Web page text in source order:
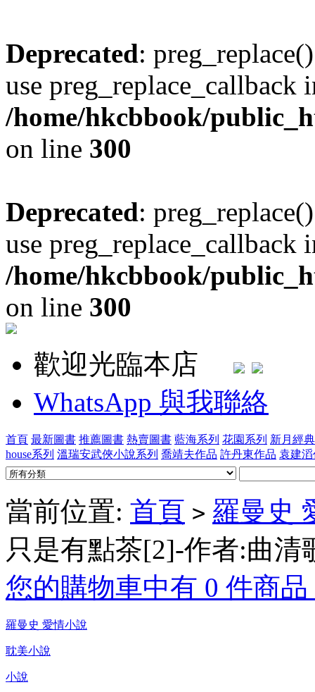
Deprecated:
use preg_replace_callback
/home/hkcbbook/
on line 300
Deprecated:
use preg_replace_callback
/home/hkcbbook/
on line 300
歡迎光臨本店
WhatsApp 與我聯絡
首頁 最新圖書 推薦圖書 熱賣圖書 藍海系列 花園系列 新月經
house系列 溫瑞安武俠小說系列 喬靖夫作品 許丹東作品 袁建
當前位置: 首頁 > 羅曼史
只是有點茶[2]-作者:曲清
您的購物車中有 0 件商
羅曼史 愛情小說
耽美小說
小說